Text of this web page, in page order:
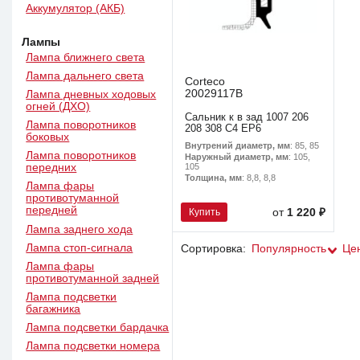
Аккумулятор (АКБ)
Лампы
Лампа ближнего света
Лампа дальнего света
Лампа дневных ходовых
огней (ДХО)
Лампа поворотников
боковых
Лампа поворотников
передних
Лампа фары
противотуманной
передней
Лампа заднего хода
Лампа стоп-сигнала
Лампа фары
противотуманной задней
Лампа подсветки
багажника
Лампа подсветки бардачка
Лампа подсветки номера
Corteco
20029117B
Сальник к в зад 1007 206
208 308 С4 EP6
Внутрений диаметр, мм: 85, 85
Наружный диаметр, мм: 105,
105
Толщина, мм: 8,8, 8,8
Купить от1 220 ₽
Сортировка: Популярность